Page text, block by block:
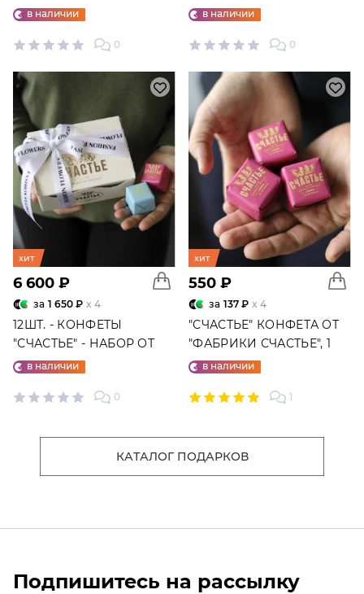
ШАРОВ №25
в наличии
0
в наличии
0
хит
6 600 ₽
за 1 650 ₽ x 4
12ШТ. - КОНФЕТЫ
"СЧАСТЬЕ" - НАБОР ОТ
"ФАБРИКИ СЧАСТЬЕ"
в наличии
0
хит
550 ₽
за 137 ₽ x 4
"СЧАСТЬЕ" КОНФЕТА ОТ
"ФАБРИКИ СЧАСТЬЕ", 1
ШТ.в наличии
1
КАТАЛОГ ПОДАРКОВ
Подпишитесь на рассылку